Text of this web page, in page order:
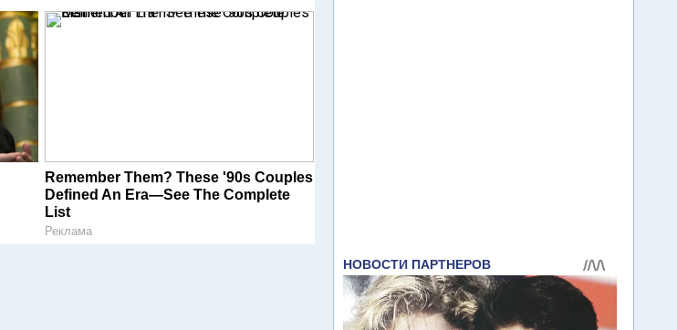
Remember Them? These '90s Couples
Defined An Era—See The Complete
List
Реклама